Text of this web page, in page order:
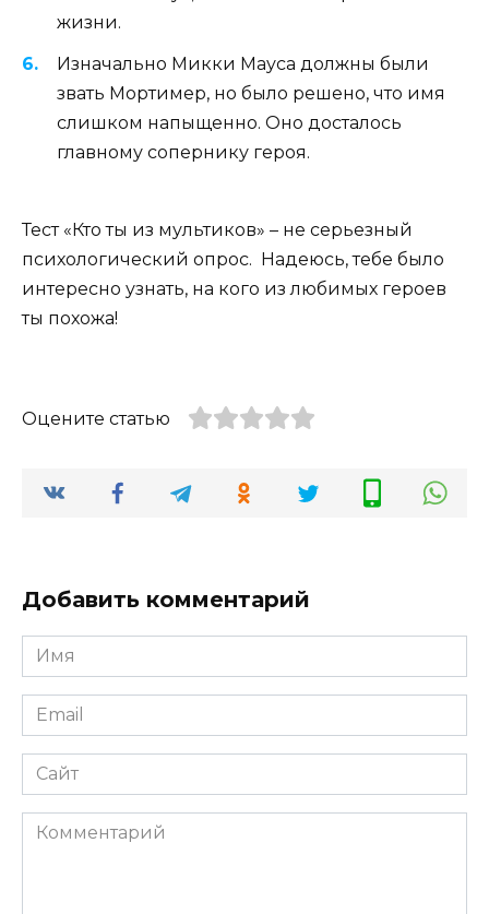
жизни.
Изначально Микки Мауса должны были
звать Мортимер, но было решено, что имя
слишком напыщенно. Оно досталось
главному сопернику героя.
Тест «Кто ты из мультиков» – не серьезный
психологический опрос. Надеюсь, тебе было
интересно узнать, на кого из любимых героев
ты похожа!
Оцените статью
Добавить комментарий
Имя
*
Email
*
Сайт
Комментарий